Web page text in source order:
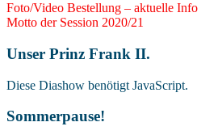
Foto/Video Bestellung – aktuelle Info
Motto der Session 2020/21
Unser Prinz Frank II.
Diese Diashow benötigt JavaScript.
Sommerpause!